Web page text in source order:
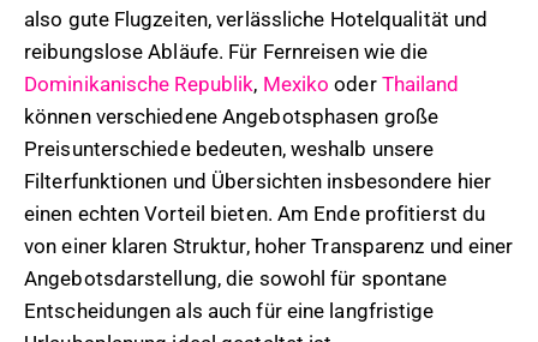
also gute Flugzeiten, verlässliche Hotelqualität und
reibungslose Abläufe. Für Fernreisen wie die
Dominikanische Republik, Mexiko oder Thailand
können verschiedene Angebotsphasen große
Preisunterschiede bedeuten, weshalb unsere
Filterfunktionen und Übersichten insbesondere hier
einen echten Vorteil bieten. Am Ende profitierst du
von einer klaren Struktur, hoher Transparenz und einer
Angebotsdarstellung, die sowohl für spontane
Entscheidungen als auch für eine langfristige